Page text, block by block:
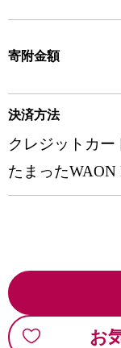
寄附金額
決済方法
クレジットカー
たまったWAON
お